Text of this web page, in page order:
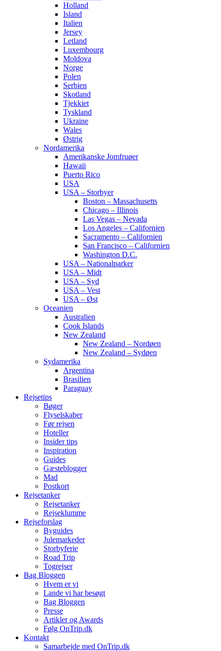
Holland
Island
Italien
Jersey
Letland
Luxembourg
Moldova
Norge
Polen
Serbien
Skotland
Tjekkiet
Tyskland
Ukraine
Wales
Østrig
Nordamerika
Amerikanske Jomfruøer
Hawaii
Puerto Rico
USA
USA – Storbyer
Boston – Massachusetts
Chicago – Illinois
Las Vegas – Nevada
Los Angeles – Californien
Sacramento – Californien
San Francisco – Californien
Washington D.C.
USA – Nationalparker
USA – Midt
USA – Syd
USA – Vest
USA – Øst
Oceanien
Australien
Cook Islands
New Zealand
New Zealand – Nordøen
New Zealand – Sydøen
Sydamerika
Argentina
Brasilien
Paraguay
Rejsetips
Bøger
Flyselskaber
Før rejsen
Hoteller
Insider tips
Inspiration
Guides
Gæsteblogger
Mad
Postkort
Rejsetanker
Rejsetanker
Rejseklumme
Rejseforslag
Byguides
Julemarkeder
Storbyferie
Road Trip
Togrejser
Bag Bloggen
Hvem er vi
Lande vi har besøgt
Bag Bloggen
Presse
Artikler og Awards
Følg OnTrip.dk
Kontakt
Samarbejde med OnTrip.dk